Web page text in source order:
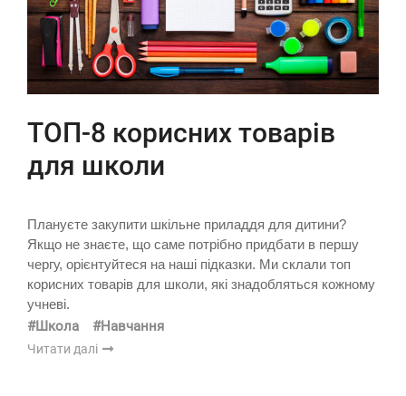
ТОП-8 корисних товарів
для школи
Плануєте закупити шкільне приладдя для дитини?
Якщо не знаєте, що саме потрібно придбати в першу
чергу, орієнтуйтеся на наші підказки. Ми склали топ
корисних товарів для школи, які знадобляться кожному
учневі.
#Школа #Навчання
Читати далі